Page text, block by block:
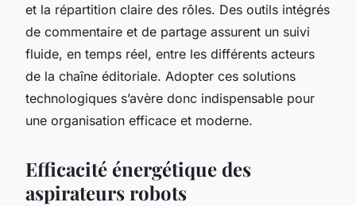
et la répartition claire des rôles. Des outils intégrés
de commentaire et de partage assurent un suivi
fluide, en temps réel, entre les différents acteurs
de la chaîne éditoriale. Adopter ces solutions
technologiques s’avère donc indispensable pour
une organisation efficace et moderne.
Efficacité énergétique des
aspirateurs robots